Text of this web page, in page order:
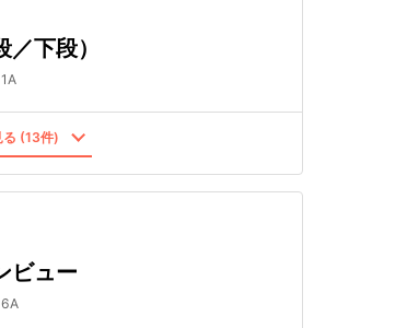
下段）
1A
る (13件)
ビュー
6A